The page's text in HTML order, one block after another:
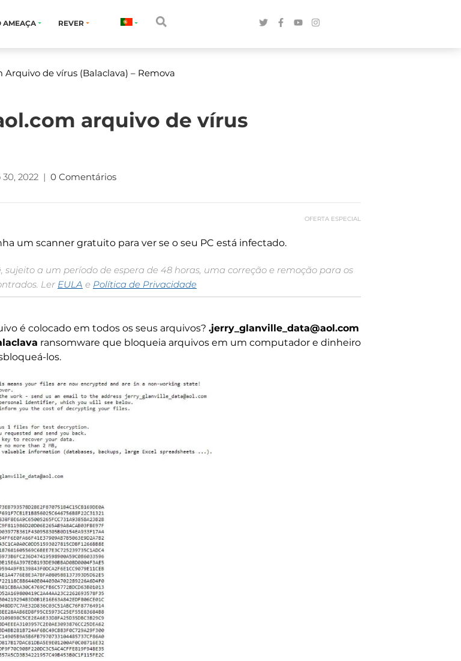
AMEAÇA REVER
Arquivo de vírus (Balaclava) – Remova
arquivo de vírus
2022 | 0 Comentários
OFERTA ESPECIAL
um scanner gratuito para ver se o seu PC está infectado.
a um período de espera de 48 horas, uma correção e remoção para os
Ler EULA e Política de Privacidade
é colocado em todos os seus arquivos? .jerry_glanville_data@aol.com
ransomware que bloqueia arquivos em um computador e dinheiro
los.